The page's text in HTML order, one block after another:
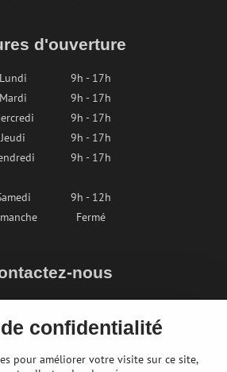
d'ouverture
Lundi
9h - 17h
Mardi
9h - 17h
9h - 17h
Jeudi
9h - 17h
9h - 17h
9h - 12h
Fermé
nous
+436764858804
confidentialité
pour améliorer votre visite sur ce site,